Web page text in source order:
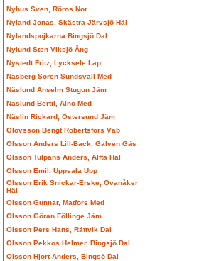
Nyhus Sven, Röros Nor
Nyland Jonas, Skästra Järvsjö Häl
Nylandspojkarna Bingsjö Dal
Nylund Sten Viksjö Ång
Nystedt Fritz, Lycksele Lap
Näsberg Sören Sundsvall Med
Näslund Anselm Stugun Jäm
Näslund Bertil, Alnö Med
Näslin Rickard, Östersund Jäm
Olovsson Bengt Robertsfors Väb
Olsson Anders Lill-Back, Galven Gäs
Olsson Tulpans Anders, Alfta Häl
Olsson Emil, Uppsala Upp
Olsson Erik Snickar-Erske, Ovanåker
Häl
Olsson Gunnar, Matfors Med
Olsson Göran Föllinge Jäm
Olsson Pers Hans, Rättvik Dal
Olsson Pekkos Helmer, Bingsjö Dal
Olsson Hjort-Anders, Bingsö Dal